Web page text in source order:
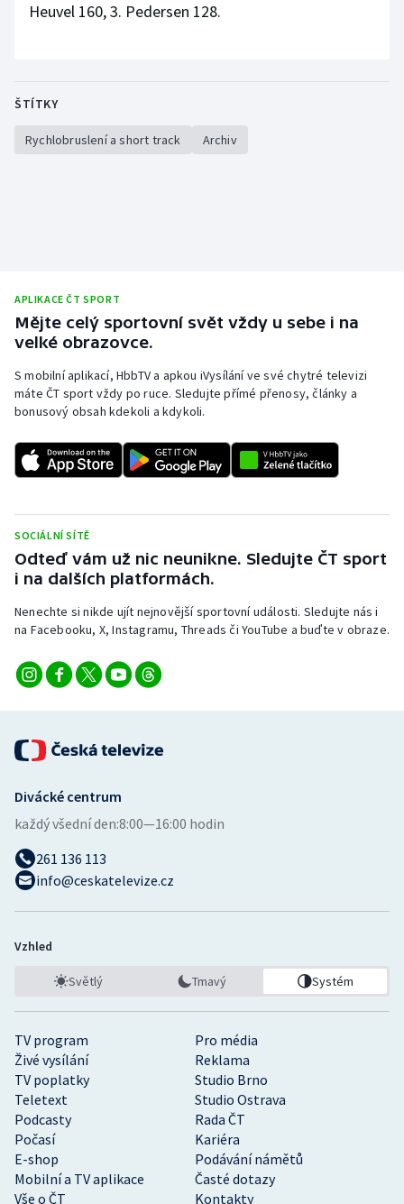
Heuvel 160, 3. Pedersen 128.
ŠTÍTKY
Rychlobruslení a short track Archiv
APLIKACE ČT SPORT
Mějte celý sportovní svět vždy u sebe i na
velké obrazovce.
S mobilní aplikací, HbbTV a apkou iVysílání ve své chytré televizi
máte ČT sport vždy po ruce. Sledujte přímé přenosy, články a
bonusový obsah kdekoli a kdykoli.
SOCIÁLNÍ SÍTĚ
Odteď vám už nic neunikne. Sledujte ČT sport
i na dalších platformách.
Nenechte si nikde ujít nejnovější sportovní události. Sledujte nás i
na Facebooku, X, Instagramu, Threads či YouTube a buďte v obraze.
TV program
Pro média
Živé vysílání
Reklama
TV poplatky
Studio Brno
Teletext
Studio Ostrava
Podcasty
Rada ČT
Počasí
Kariéra
E-shop
Podávání námětů
Mobilní a TV aplikace
Časté dotazy
Vše o ČT
Kontakty
Divácké centrum
každý všední den:8:00—16:00 hodin
261 136 113
info@ceskatelevize.cz
Vzhled
Světlý Tmavý Systém